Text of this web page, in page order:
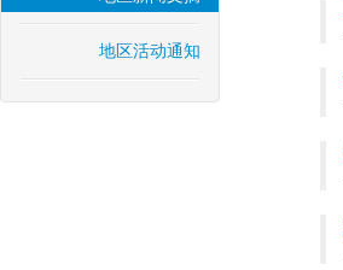
地区活动通知